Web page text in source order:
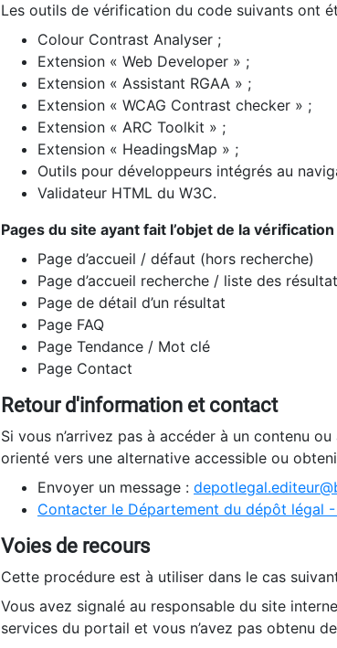
Les outils de vérification du code suivants ont
Colour Contrast Analyser ;
Extension « Web Developer » ;
Extension « Assistant RGAA » ;
Extension « WCAG Contrast checker » ;
Extension « ARC Toolkit » ;
Extension « HeadingsMap » ;
Outils pour développeurs intégrés au
Validateur HTML du W3C.
Pages du site ayant fait l’objet de la
Page d’accueil / défaut (hors recherche)
Page d’accueil recherche / liste des
Page de détail d’un résultat
Page FAQ
Page Tendance / Mot clé
Page Contact
Retour d'information et contact
Si vous n’arrivez pas à accéder à un contenu
orienté vers une alternative accessible ou
Envoyer un message :
Contacter le Département du dépôt légal
Voies de recours
Cette procédure est à utiliser dans le cas
Vous avez signalé au responsable du site
services du portail et vous n’avez pas obtenu